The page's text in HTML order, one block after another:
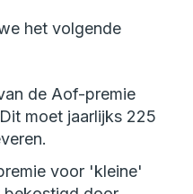
het volgende
de Aof-premie
moet jaarlijks 225
voor 'kleine'